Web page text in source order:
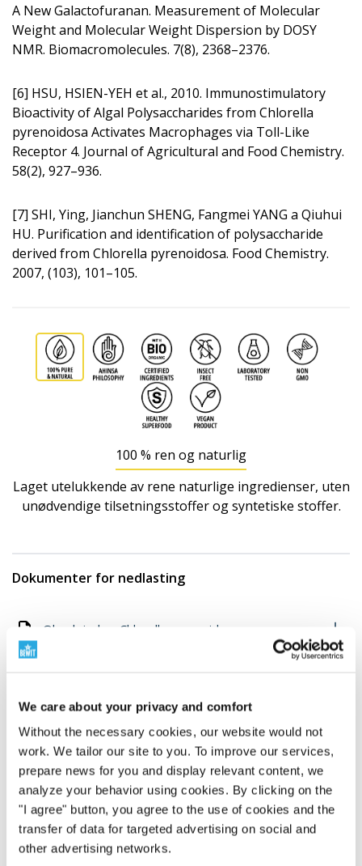
We care about your privacy and comfort
Without the necessary cookies, our website would not
work. We tailor our site to you. To improve our services,
prepare news for you and display relevant content, we
analyze your behavior using cookies. By clicking on the
"I agree" button, you agree to the use of cookies and the
transfer of data for targeted advertising on social and
other advertising networks.
A New Galactofuranan. Measurement of Molecular
Weight and Molecular Weight Dispersion by DOSY
NMR. Biomacromolecules. 7(8), 2368–2376.
[6] HSU, HSIEN-YEH et al., 2010. Immunos­timulatory
Bioactivity of Algal Polysaccharides from Chlorella
pyrenoidosa Activates Macrophages via Toll-Like
Receptor 4. Journal of Agricultural and Food Chemistry.
58(2), 927–936.
[7] SHI, Ying, Jianchun SHENG, Fangmei YANG a Qiuhui
HU. Purification and identification of polysaccharide
derived from Chlorella pyrenoidosa. Food Chemistry.
2007, (103), 101–105.
100 % ren og naturlig
Laget utelukkende av rene naturlige ingredienser, uten
unødvendige tilsetningsstoffer og syntetiske stoffer.
Dokumenter for nedlasting
Obsah jodu v Chlorella pyrenoidosa
Vis flere dokumenter
Ernæringsmessige data